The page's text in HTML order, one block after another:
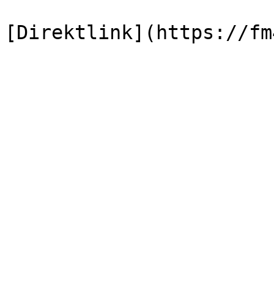
[Direktlink](https://